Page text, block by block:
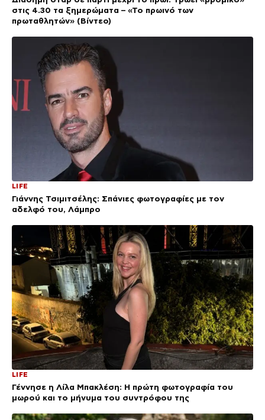
στις 4.30 τα ξημερώματα – «Το πρωινό των
πρωταθλητών» (Βίντεο)
LIFE
Γιάννης Τσιμιτσέλης: Σπάνιες φωτογραφίες με τον
αδελφό του, Λάμπρο
LIFE
Γέννησε η Λίλα Μπακλέση: Η πρώτη φωτογραφία του
μωρού και το μήνυμα του συντρόφου της